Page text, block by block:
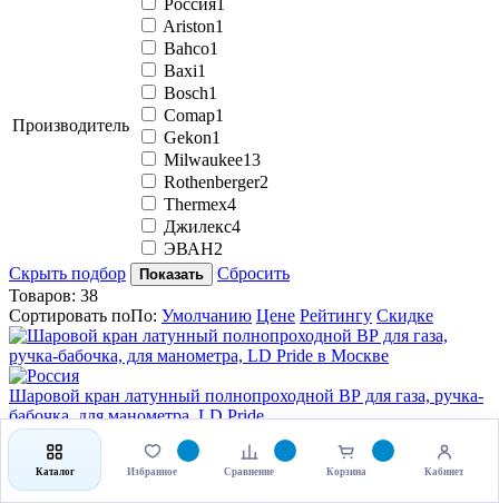
Производитель
Ariston1
Bahco1
Baxi1
Bosch1
Comap1
Gekon1
Milwaukee13
Rothenberger2
Thermex4
Джилекс4
ЭВАН2
Скрыть подбор
Показать
Сбросить
Товаров: 38
Сортировать поПо: Умолчанию Цене Рейтингу Скидке
Шаровой кран латунный полнопроходной ВР для газа, ручка-
бабочка, для манометра, LD Pride
Артикул: -
Пилы
404.40руб
за 1 шт
Каталог Избранное Сравнение Корзина Кабинет